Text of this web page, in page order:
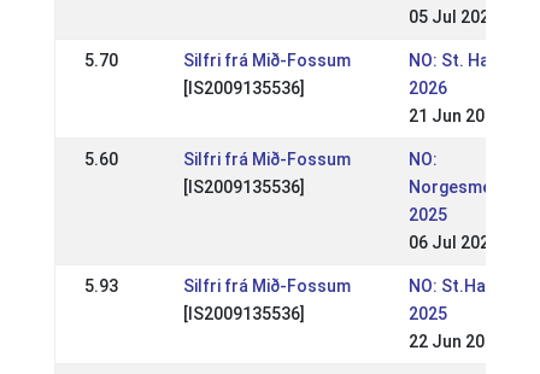
05 Jul 2026
5.70
Silfri frá Mið-Fossum
[IS2009135536]
NO: St. Hans-
2026
21 Jun 2026
5.60
Silfri frá Mið-Fossum
[IS2009135536]
NO:
2025
06 Jul 2025
5.93
Silfri frá Mið-Fossum
[IS2009135536]
NO: St.Hans-
2025
22 Jun 2025